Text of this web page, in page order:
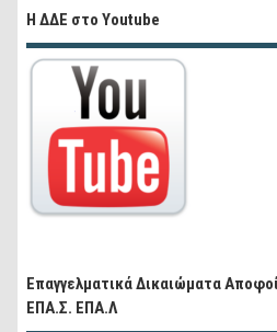
Η ΔΔΕ στο Youtube
Επαγγελματικά Δικαιώματα
ΕΠΑ.Σ. ΕΠΑ.Λ